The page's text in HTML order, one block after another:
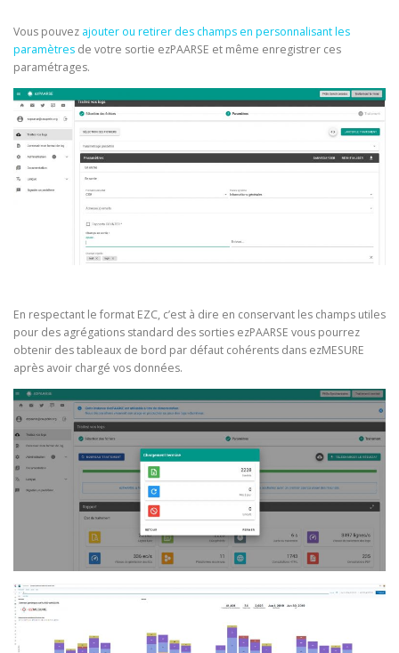
Vous pouvez ajouter ou retirer des champs en personnalisant les
paramètres de votre sortie ezPAARSE et même enregistrer ces
paramétrages.
En respectant le format EZC, c’est à dire en conservant les champs utiles
pour des agrégations standard des sorties ezPAARSE vous pourrez
obtenir des tableaux de bord par défaut cohérents dans ezMESURE
après avoir chargé vos données.